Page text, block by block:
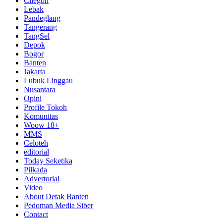
Lebak
Pandeglang
Tangerang
TangSel
Depok
Bogor
Banten
Jakarta
Lubuk Linggau
Nusantara
Opini
Profile Tokoh
Komunitas
Woow 18+
MMS
Celoteh
editorial
Today Seketika
Pilkada
Advertorial
Video
About Detak Banten
Pedoman Media Siber
Contact